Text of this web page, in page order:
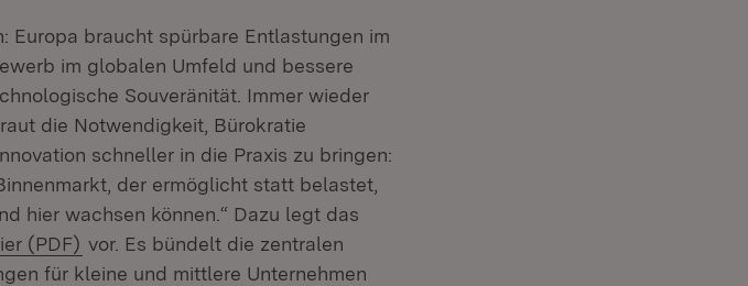
braucht spürbare Entlastungen im
im globalen Umfeld und bessere
Souveränität. Immer wieder
die Notwendigkeit, Bürokratie
schneller in die Praxis zu bringen:
der ermöglicht statt belastet,
hier wachsen können.“ Dazu legt das
(PDF) (Öffnet in neuem Fenster)
vor. Es bündelt die zentralen
für kleine und mittlere Unternehmen